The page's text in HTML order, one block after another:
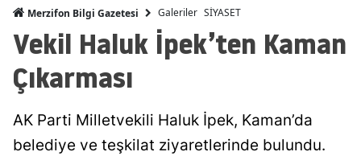
Merzifon Bilgi Gazetesi Galeriler SİYASET
Vekil Haluk İpek’ten Kaman
Çıkarması
AK Parti Milletvekili Haluk İpek, Kaman’da
belediye ve teşkilat ziyaretlerinde bulundu.